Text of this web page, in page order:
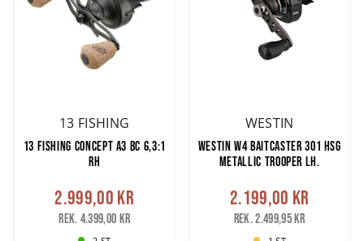
13 FISHING
13 FISHING CONCEPT A3 BC 6,3:1
RH
2.999,00 kr
Rek. 4.399,00 kr
WESTIN
WESTIN W4 BAITCASTER 301 HSG
METALLIC TROOPER LH.
2.199,00 kr
Rek. 2.499,95 kr